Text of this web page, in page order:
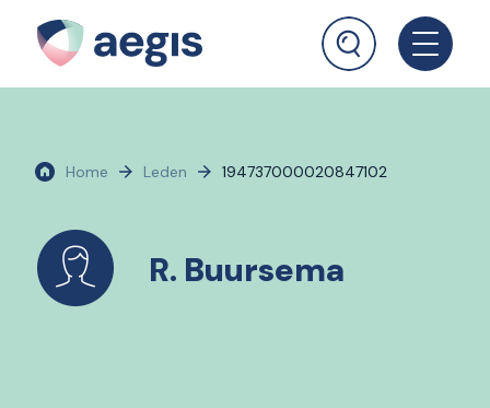
Home Leden 194737000020847102
R. Buursema